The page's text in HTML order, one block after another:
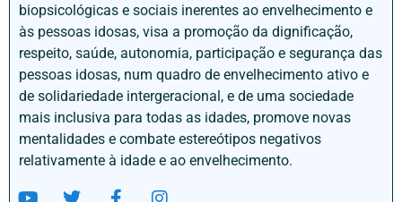
biopsicológicas e sociais inerentes ao envelhecimento e
às pessoas idosas, visa a promoção da dignificação,
respeito, saúde, autonomia, participação e segurança das
pessoas idosas, num quadro de envelhecimento ativo e
de solidariedade intergeracional, e de uma sociedade
mais inclusiva para todas as idades, promove novas
mentalidades e combate estereótipos negativos
relativamente à idade e ao envelhecimento.